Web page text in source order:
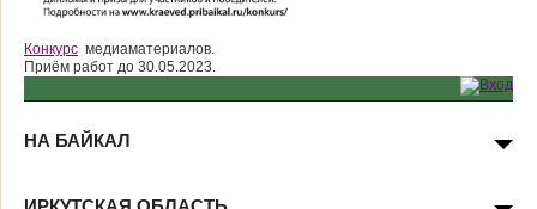
Конкурс медиаматериалов.
Приём работ до 30.05.2023.
НА БАЙКАЛ